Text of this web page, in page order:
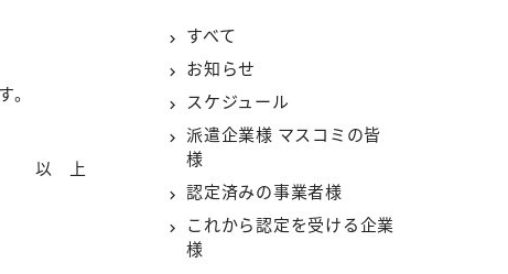
以 上
すべて
お知らせ
スケジュール
派遣企業様 マスコミの皆
様
認定済みの事業者様
これから認定を受ける企業
様